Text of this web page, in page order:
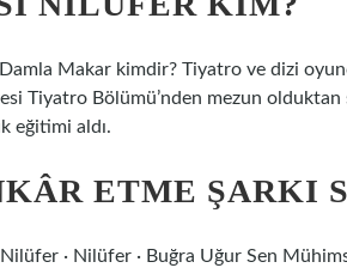
Damla Makar kimdir? Tiyatro ve dizi
Tiyatro Bölümü’nden mezun
eğitimi aldı.
ETME ŞARKI
· Nilüfer · Buğra Uğur Sen